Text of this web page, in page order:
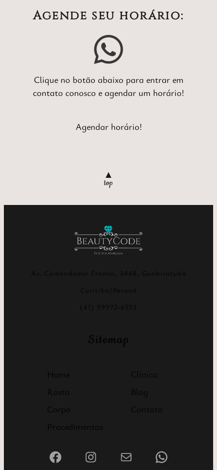
Agende seu horário:
Clique no botão abaixo para entrar em
contato conosco e agendar um horário!
Agendar horário!
▲
Av. Comendador Franco, 3448, Guabirotuba
Curitiba/Paraná
(41) 99972-6553
Sitemap
Home
Rosto
Corpo
Procedimentos
Clínica
Blog
Contato
Facebook Instagram Mail WhatsApp